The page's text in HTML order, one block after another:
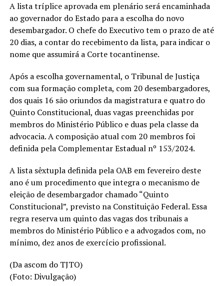
A lista tríplice aprovada em plenário será encaminhada
ao governador do Estado para a escolha do novo
desembargador. O chefe do Executivo tem o prazo de até
20 dias, a contar do recebimento da lista, para indicar o
nome que assumirá a Corte tocantinense.
Após a escolha governamental, o Tribunal de Justiça
com sua formação completa, com 20 desembargadores,
dos quais 16 são oriundos da magistratura e quatro do
Quinto Constitucional, duas vagas preenchidas por
membros do Ministério Público e duas pela classe da
advocacia. A composição atual com 20 membros foi
definida pela Complementar Estadual nº 153/2024.
A lista sêxtupla definida pela OAB em fevereiro deste
ano é um procedimento que integra o mecanismo de
eleição de desembargador chamado “Quinto
Constitucional”, previsto na Constituição Federal. Essa
regra reserva um quinto das vagas dos tribunais a
membros do Ministério Público e a advogados com, no
mínimo, dez anos de exercício profissional.
(Da ascom do TJTO)
(Foto: Divulgação)